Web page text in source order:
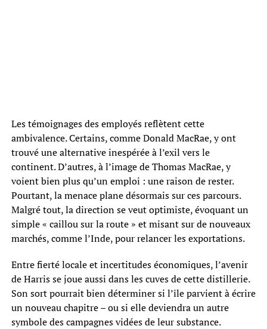
Les témoignages des employés reflètent cette
ambivalence. Certains, comme Donald MacRae, y ont
trouvé une alternative inespérée à l’exil vers le
continent. D’autres, à l’image de Thomas MacRae, y
voient bien plus qu’un emploi : une raison de rester.
Pourtant, la menace plane désormais sur ces parcours.
Malgré tout, la direction se veut optimiste, évoquant un
simple « caillou sur la route » et misant sur de nouveaux
marchés, comme l’Inde, pour relancer les exportations.
Entre fierté locale et incertitudes économiques, l’avenir
de Harris se joue aussi dans les cuves de cette distillerie.
Son sort pourrait bien déterminer si l’île parvient à écrire
un nouveau chapitre – ou si elle deviendra un autre
symbole des campagnes vidées de leur substance.